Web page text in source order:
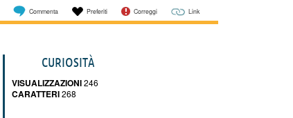
Commenta Preferiti Correggi Link
CURIOSITÀ
VISUALIZZAZIONI246
CARATTERI268